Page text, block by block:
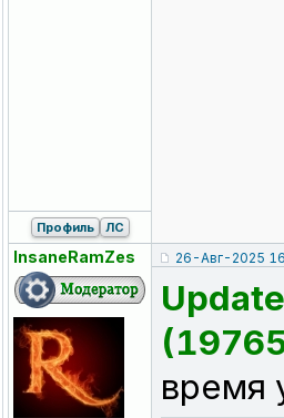
Профиль ЛС
InsaneRamZes 26-Авг-2025
время